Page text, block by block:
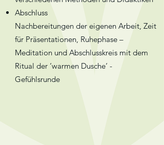
Abschluss
Nachbereitungen der eigenen Arbeit, Zeit
für Präsentationen, Ruhephase –
Meditation und Abschlusskreis mit dem
Ritual der ‘warmen Dusche‘ -
Gefühlsrunde